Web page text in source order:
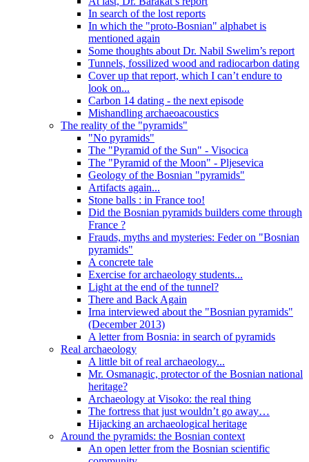
In search of the lost reports
In which the "proto-Bosnian" alphabet is
mentioned again
Some thoughts about Dr. Nabil Swelim’s report
Tunnels, fossilized wood and radiocarbon dating
Cover up that report, which I can’t endure to
look on...
Carbon 14 dating - the next episode
Mishandling archaeoacoustics
The reality of the "pyramids"
"No pyramids"
The "Pyramid of the Sun" - Visocica
The "Pyramid of the Moon" - Pljesevica
Geology of the Bosnian "pyramids"
Artifacts again...
Stone balls : in France too!
Did the Bosnian pyramids builders come through
France ?
Frauds, myths and mysteries: Feder on "Bosnian
pyramids"
A concrete tale
Exercise for archaeology students...
Light at the end of the tunnel?
There and Back Again
Irna interviewed about the "Bosnian pyramids"
(December 2013)
A letter from Bosnia: in search of pyramids
Real archaeology
A little bit of real archaeology...
Mr. Osmanagic, protector of the Bosnian national
heritage?
Archaeology at Visoko: the real thing
The fortress that just wouldn’t go away…
Hijacking an archaeological heritage
Around the pyramids: the Bosnian context
An open letter from the Bosnian scientific